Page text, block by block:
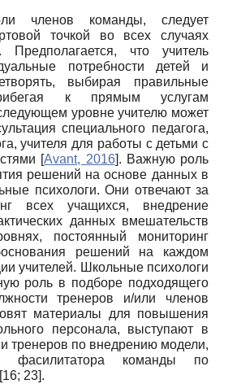
членов команды, следует
точкой во всех случаях
Предполагается, что учитель
потребности детей и
выбирая правильные
к прямым услугам
уровне учителю может
специального педагога,
учителя для работы с детьми с
[Avant, 2016]. Важную роль
решений на основе данных в
психологи. Они отвечают за
всех учащихся, внедрение
данных вмешательств
постоянный мониторинг
решений на каждом
учителей. Школьные психологи
роль в подборе подходящего
тренеров и/или членов
материалы для повышения
персонала, выступают в
и тренеров по внедрению модели,
фасилитатора команды по
23].